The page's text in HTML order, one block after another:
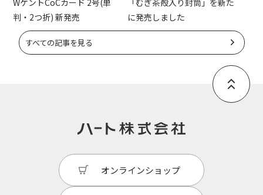
判・2つ折) 新発売
に発売しました
すべての記事を見る
オンラインショップ